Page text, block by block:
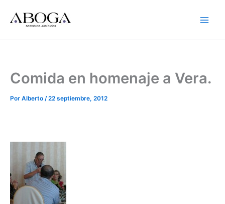
contenido
Comida en homenaje a Vera.
Por Alberto /22 septiembre, 2012